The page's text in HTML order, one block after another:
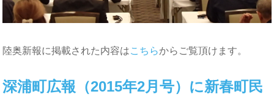
陸奥新報に掲載された内容はこちらからご覧頂けます。
深浦町広報（2015年2月号）に新春町民